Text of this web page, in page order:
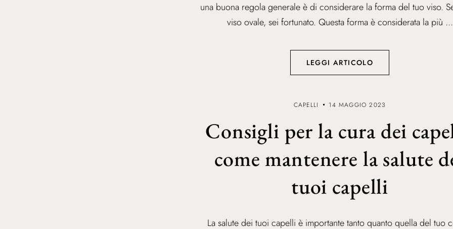
una buona regola generale è di considerare la forma del tuo viso.
viso ovale, sei fortunato. Questa forma è considerata la più ...
LEGGI ARTICOLO
CAPELLI 14 MAGGIO 2023
Consigli per la cura dei
come mantenere la salute
tuoi capelli
La salute dei tuoi capelli è importante tanto quanto quella del tuo